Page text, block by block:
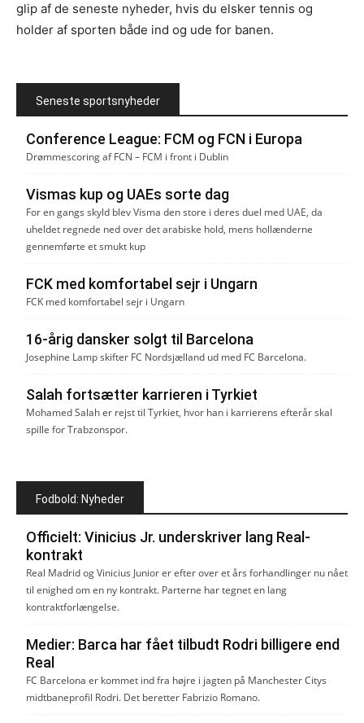
glip af de seneste nyheder, hvis du elsker tennis og
holder af sporten både ind og ude for banen.
Seneste sportsnyheder
Conference League: FCM og FCN i Europa
Drømmescoring af FCN – FCM i front i Dublin
Vismas kup og UAEs sorte dag
For en gangs skyld blev Visma den store i deres duel med UAE, da
uheldet regnede ned over det arabiske hold, mens hollænderne
gennemførte et smukt kup
FCK med komfortabel sejr i Ungarn
FCK med komfortabel sejr i Ungarn
16-årig dansker solgt til Barcelona
Josephine Lamp skifter FC Nordsjælland ud med FC Barcelona.
Salah fortsætter karrieren i Tyrkiet
Mohamed Salah er rejst til Tyrkiet, hvor han i karrierens efterår skal
spille for Trabzonspor.
Fodbold: Nyheder
Officielt: Vinicius Jr. underskriver lang Real-
kontrakt
Real Madrid og Vinicius Junior er efter over et års forhandlinger nu nået
til enighed om en ny kontrakt. Parterne har tegnet en lang
kontraktforlængelse.
Medier: Barca har fået tilbudt Rodri billigere end
Real
FC Barcelona er kommet ind fra højre i jagten på Manchester Citys
midtbaneprofil Rodri. Det beretter Fabrizio Romano.